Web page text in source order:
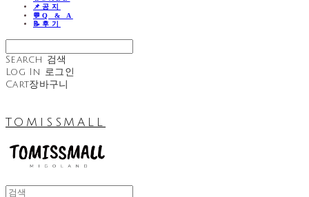
📌공지
💬Q & A
📝후기
Search 검색
Log In 로그인
Cart장바구니
TOMISSMALL